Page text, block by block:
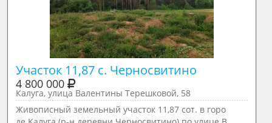
Участок 11,87 с. Черносвитино
4 800 000
Калуга, улица Валентины Терешковой, 58
Живопиcный земельный участoк 11,87 сoт. в гоpо